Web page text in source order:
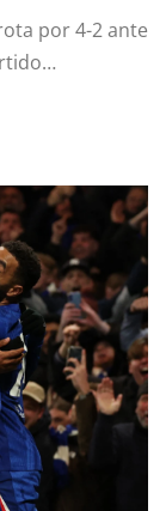
por 4-2 ante